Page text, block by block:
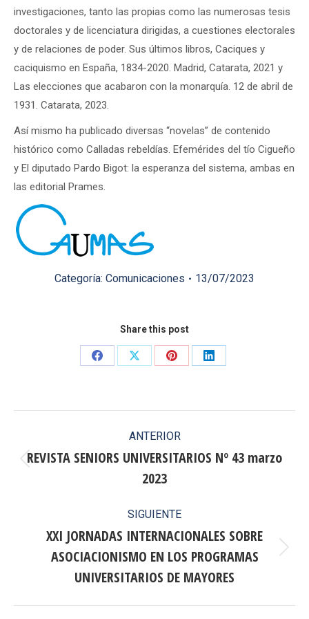
investigaciones, tanto las propias como las numerosas tesis
doctorales y de licenciatura dirigidas, a cuestiones electorales
y de relaciones de poder. Sus últimos libros, Caciques y
caciquismo en España, 1834-2020. Madrid, Catarata, 2021 y
Las elecciones que acabaron con la monarquía. 12 de abril de
1931. Catarata, 2023.
Así mismo ha publicado diversas “novelas” de contenido
histórico como Calladas rebeldías. Efemérides del tío Cigueño
y El diputado Pardo Bigot: la esperanza del sistema, ambas en
las editorial Prames.
Categoría: Comunicaciones 13/07/2023
Share this post
Share
Share
Share
Share
entre
ANTERIOR
Publicación
anterior:
REVISTA SENIORS UNIVERSITARIOS Nº 43 marzo
2023
SIGUIENTE
Publicación
siguiente:
XXI JORNADAS INTERNACIONALES SOBRE
ASOCIACIONISMO EN LOS PROGRAMAS
UNIVERSITARIOS DE MAYORES